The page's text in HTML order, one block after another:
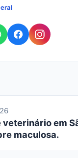
em
maculosa.